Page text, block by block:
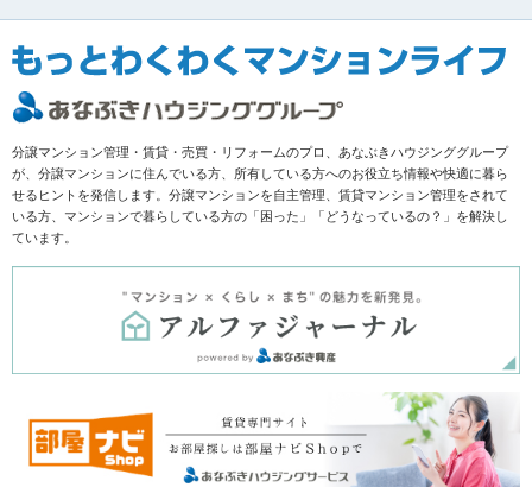
分譲マンション管理・賃貸・売買・リフォームのプロ、あなぶきハウジンググループ
が、分譲マンションに住んでいる方、所有している方へのお役立ち情報や快適に暮ら
せるヒントを発信します。分譲マンションを自主管理、賃貸マンション管理をされて
いる方、マンションで暮らしている方の「困った」「どうなっているの？」を解決し
ています。